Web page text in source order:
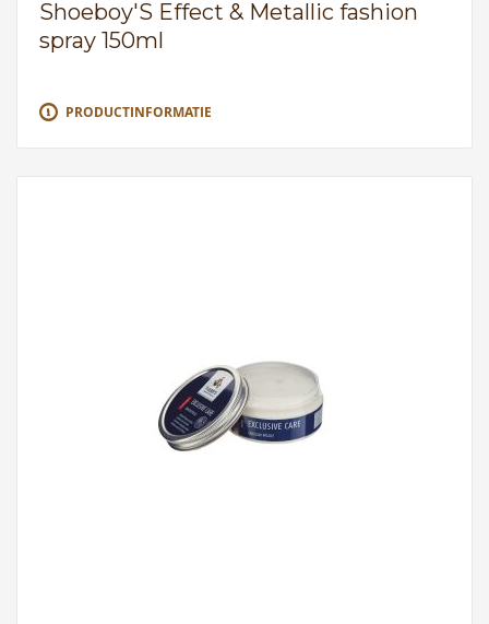
Shoeboy'S Effect & Metallic fashion
spray 150ml
PRODUCTINFORMATIE